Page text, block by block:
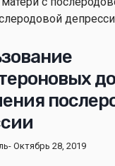
- Октябрь 28, 2019